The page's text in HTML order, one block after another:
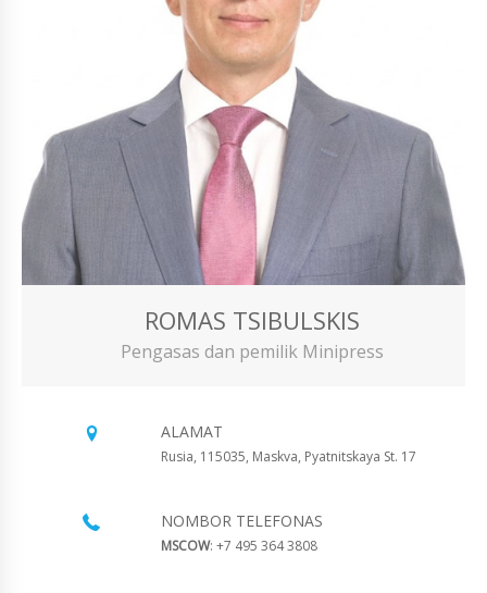
ROMAS TSIBULSKIS
Pengasas dan pemilik Minipress
ALAMAT
Rusia, 115035, Maskva, Pyatnitskaya St. 17
NOMBOR TELEFONAS
MSCOW: +7 495 364 3808